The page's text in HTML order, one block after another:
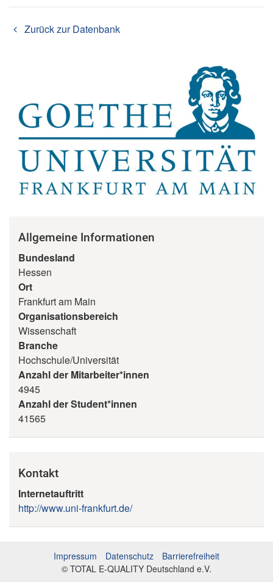
Zurück zur Datenbank
Allgemeine Informationen
Bundesland
Hessen
Ort
Frankfurt am Main
Organisationsbereich
Wissenschaft
Branche
Hochschule/Universität
Anzahl der Mitarbeiter*innen
4945
Anzahl der Student*innen
41565
Kontakt
Internetauftritt
http://www.uni-frankfurt.de/
Impressum Datenschutz
Barrierefreiheit
© TOTAL E-QUALITY Deutschland e.V.